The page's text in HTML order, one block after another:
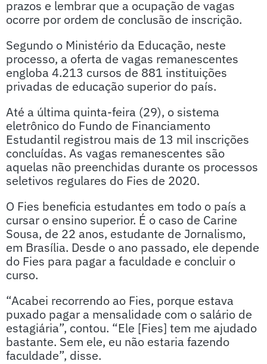
prazos e lembrar que a ocupação de vagas
ocorre por ordem de conclusão de inscrição.
Segundo o Ministério da Educação, neste
processo, a oferta de vagas remanescentes
engloba 4.213 cursos de 881 instituições
privadas de educação superior do país.
Até a última quinta-feira (29), o sistema
eletrônico do Fundo de Financiamento
Estudantil registrou mais de 13 mil inscrições
concluídas. As vagas remanescentes são
aquelas não preenchidas durante os processos
seletivos regulares do Fies de 2020.
O Fies beneficia estudantes em todo o país a
cursar o ensino superior. É o caso de Carine
Sousa, de 22 anos, estudante de Jornalismo,
em Brasília. Desde o ano passado, ele depende
do Fies para pagar a faculdade e concluir o
curso.
“Acabei recorrendo ao Fies, porque estava
puxado pagar a mensalidade com o salário de
estagiária”, contou. “Ele [Fies] tem me ajudado
bastante. Sem ele, eu não estaria fazendo
faculdade”, disse.